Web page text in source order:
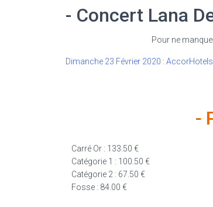
- Concert Lana
Pour ne
Dimanche 23 Février 2020 :
-
Carré Or : 133.50 €
Catégorie 1 : 100.50 €
Catégorie 2 : 67.50 €
Fosse : 84.00 €